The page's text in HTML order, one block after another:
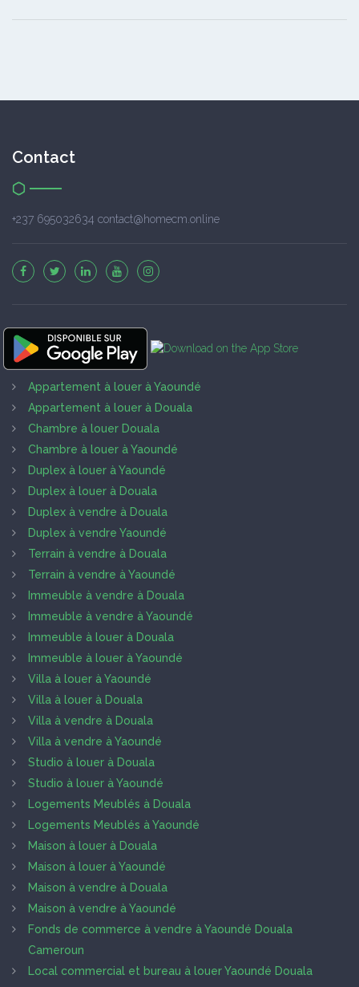
Contact
+237 695032634 contact@homecm.online
Appartement à louer à Yaoundé
Appartement à louer à Douala
Chambre à louer Douala
Chambre à louer à Yaoundé
Duplex à louer à Yaoundé
Duplex à louer à Douala
Duplex à vendre à Douala
Duplex à vendre Yaoundé
Terrain à vendre à Douala
Terrain à vendre à Yaoundé
Immeuble à vendre à Douala
Immeuble à vendre à Yaoundé
Immeuble à louer à Douala
Immeuble à louer à Yaoundé
Villa à louer à Yaoundé
Villa à louer à Douala
Villa à vendre à Douala
Villa à vendre à Yaoundé
Studio à louer à Douala
Studio à louer à Yaoundé
Logements Meublés à Douala
Logements Meublés à Yaoundé
Maison à louer à Douala
Maison à louer à Yaoundé
Maison à vendre à Douala
Maison à vendre à Yaoundé
Fonds de commerce à vendre à Yaoundé Douala
Cameroun
Local commercial et bureau à louer Yaoundé Douala